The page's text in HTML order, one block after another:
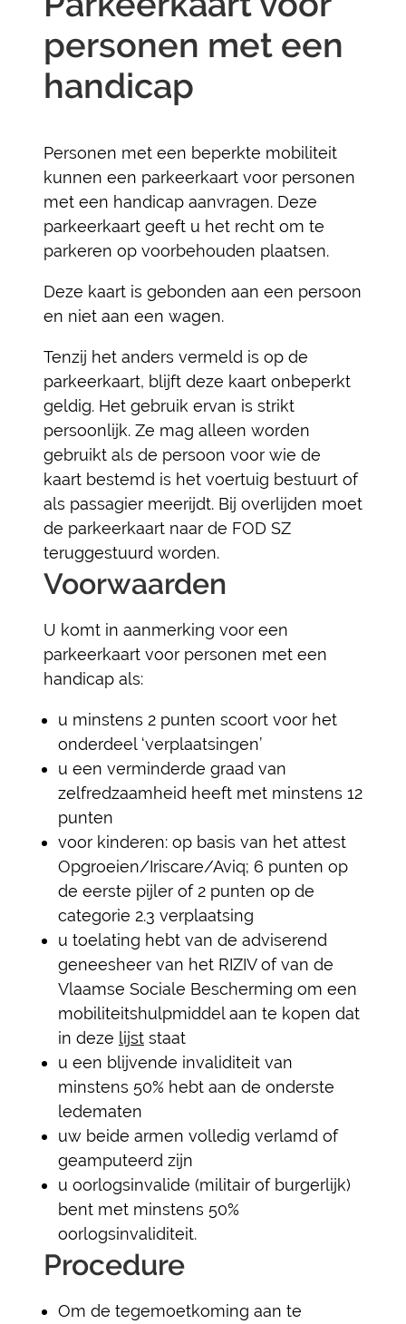
personen met een
handicap
Personen met een beperkte mobiliteit
kunnen een parkeerkaart voor personen
met een handicap aanvragen. Deze
parkeerkaart geeft u het recht om te
parkeren op voorbehouden plaatsen.
Deze kaart is gebonden aan een persoon
en niet aan een wagen.
Tenzij het anders vermeld is op de
parkeerkaart, blijft deze kaart onbeperkt
geldig. Het gebruik ervan is strikt
persoonlijk. Ze mag alleen worden
gebruikt als de persoon voor wie de
kaart bestemd is het voertuig bestuurt of
als passagier meerijdt. Bij overlijden moet
de parkeerkaart naar de FOD SZ
teruggestuurd worden.
Voorwaarden
U komt in aanmerking voor een
parkeerkaart voor personen met een
handicap als:
u minstens 2 punten scoort voor het
onderdeel ‘verplaatsingen’
u een verminderde graad van
zelfredzaamheid heeft met minstens 12
punten
voor kinderen: op basis van het attest
Opgroeien/Iriscare/Aviq; 6 punten op
de eerste pijler of 2 punten op de
categorie 2.3 verplaatsing
u toelating hebt van de adviserend
geneesheer van het RIZIV of van de
Vlaamse Sociale Bescherming om een
mobiliteitshulpmiddel aan te kopen dat
in deze lijst staat
u een blijvende invaliditeit van
minstens 50% hebt aan de onderste
ledematen
uw beide armen volledig verlamd of
geamputeerd zijn
u oorlogsinvalide (militair of burgerlijk)
bent met minstens 50%
oorlogsinvaliditeit.
Procedure
Om de tegemoetkoming aan te